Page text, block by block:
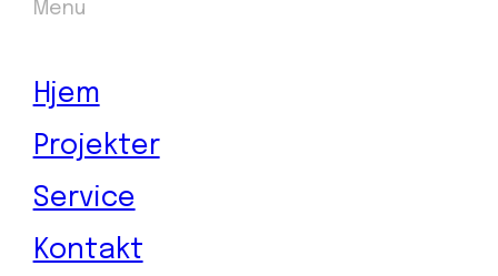
Menu
Hjem
Projekter
Service
Kontakt